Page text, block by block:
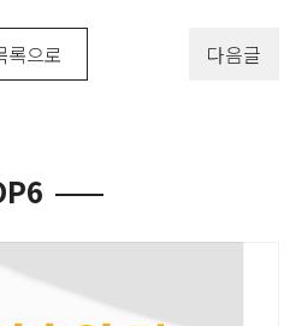
록으로 다음글